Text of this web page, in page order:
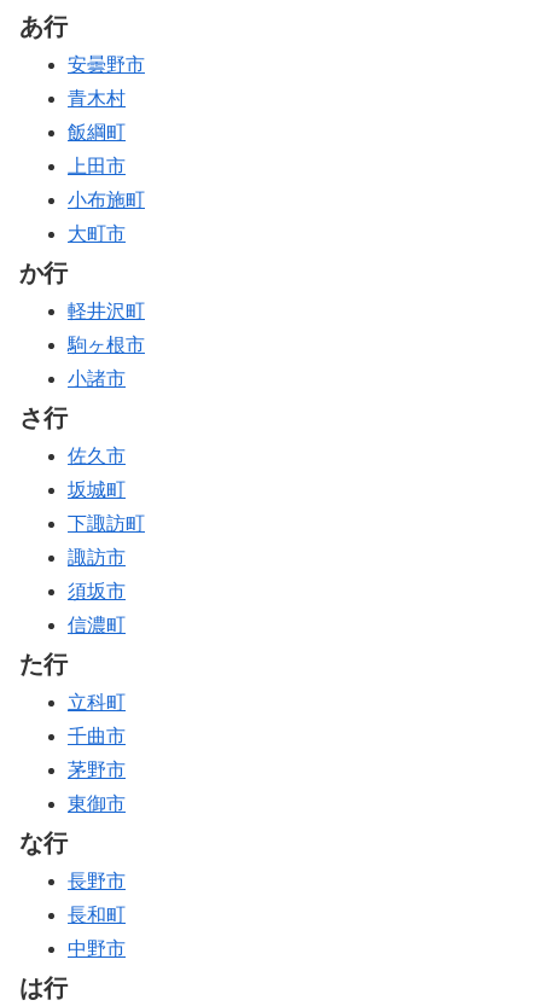
あ行
安曇野市
青木村
飯綱町
上田市
小布施町
大町市
か行
軽井沢町
駒ヶ根市
小諸市
さ行
佐久市
坂城町
下諏訪町
諏訪市
須坂市
信濃町
た行
立科町
千曲市
茅野市
東御市
な行
長野市
長和町
中野市
は行